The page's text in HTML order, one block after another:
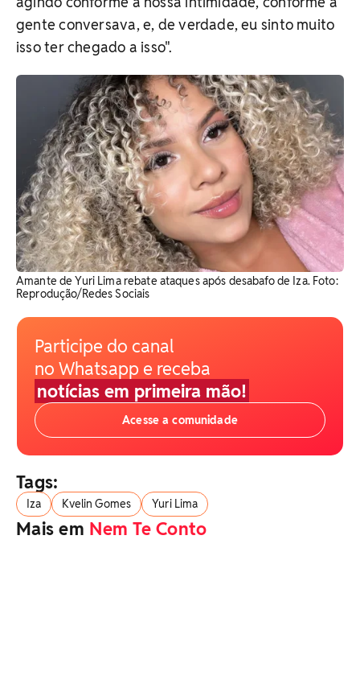
gente conversava, e, de verdade, eu sinto muito
isso ter chegado a isso".
Amante de Yuri Lima rebate ataques após desabafo de Iza. Foto:
Reprodução/Redes Sociais
Participe do canal
no Whatsapp e receba
notícias em primeira mão!
Acesse a comunidade
Tags:
Iza Kvelin Gomes Yuri Lima
Mais em Nem Te Conto